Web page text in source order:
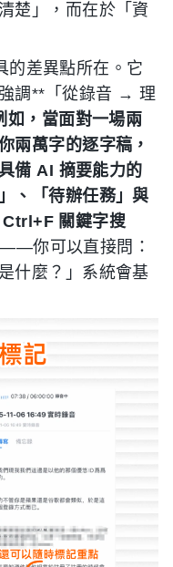
楚」，而在於「資
的差異點所在。它
調**「從錄音 → 理
如，當面對一場兩
兩萬字的逐字稿，
備 AI 摘要能力的
、「待辦任務」與
Ctrl+F 關鍵字搜
你可以直接問：
什麼？」系統會基